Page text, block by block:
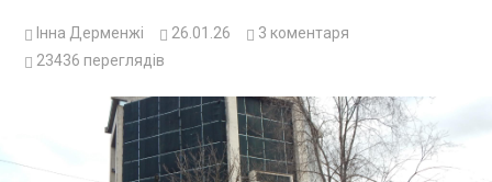
Інна Дерменжі 26.01.26 3 коментаря
23436 переглядів